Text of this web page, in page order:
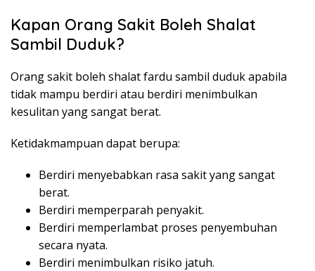
Kapan Orang Sakit Boleh Shalat
Sambil Duduk?
Orang sakit boleh shalat fardu sambil duduk apabila
tidak mampu berdiri atau berdiri menimbulkan
kesulitan yang sangat berat.
Ketidakmampuan dapat berupa:
Berdiri menyebabkan rasa sakit yang sangat
berat.
Berdiri memperparah penyakit.
Berdiri memperlambat proses penyembuhan
secara nyata.
Berdiri menimbulkan risiko jatuh.